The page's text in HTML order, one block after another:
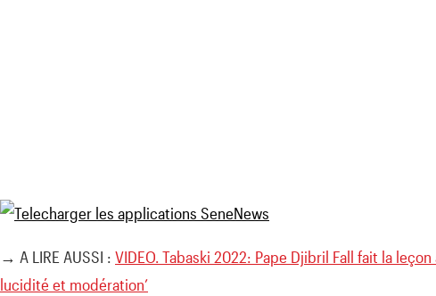
→ A LIRE AUSSI : VIDEO. Tabaski 2022: Pape Djibril Fall fait la
lucidité et modération’